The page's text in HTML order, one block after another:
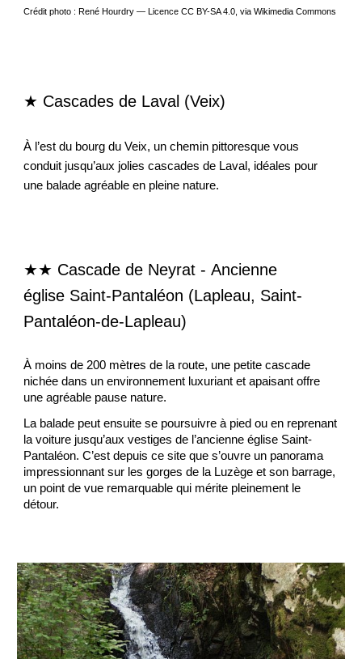
Crédit photo : René Hourdry — Licence CC BY-SA 4.0, via Wikimedia Commons
★ Cascades de Laval (Veix)
À l’est du bourg du Veix, un chemin pittoresque vous
conduit jusqu’aux jolies cascades de Laval, idéales pour
une balade agréable en pleine nature.
★★ Cascade de Neyrat -Ancienne
église Saint-Pantaléon (Lapleau, Saint-
Pantaléon-de-Lapleau)
À moins de 200 mètres de la route, une petite cascade
nichée dans un environnement luxuriant et apaisant offre
une agréable pause nature.
La balade peut ensuite se poursuivre à pied ou en reprenant
la voiture jusqu’aux vestiges de l’ancienne église Saint-
Pantaléon. C’est depuis ce site que s’ouvre un panorama
impressionnant sur les gorges de la Luzège et son barrage,
un point de vue remarquable qui mérite pleinement le
détour.